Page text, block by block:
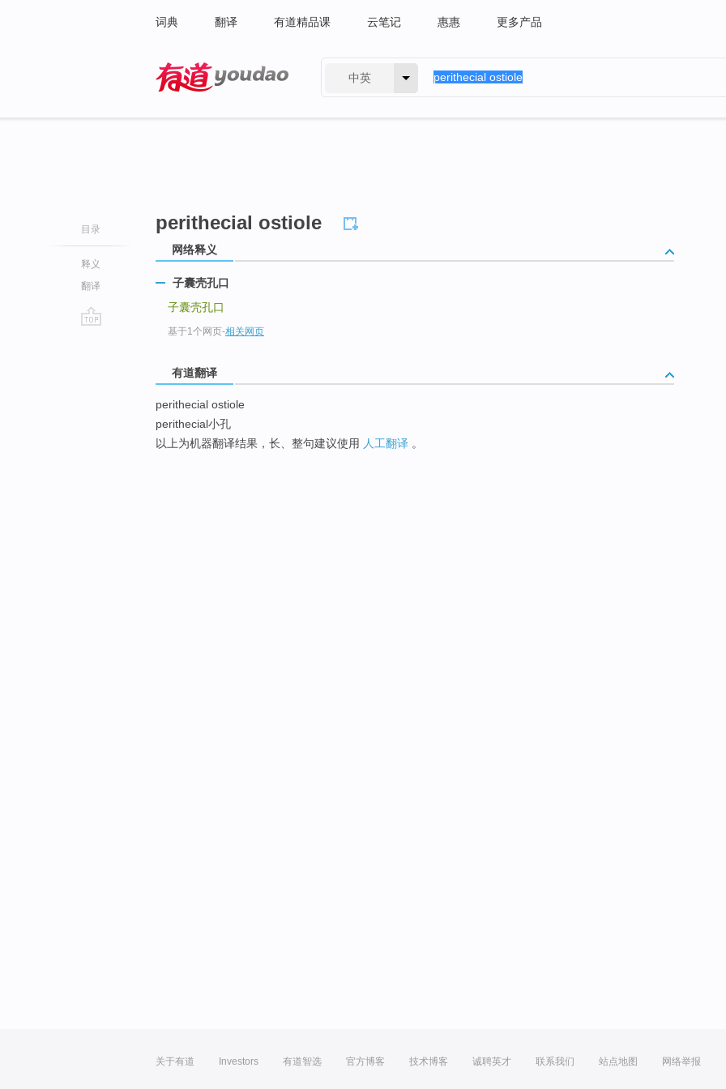
词典 翻译 有道精品课 云笔记 惠惠 更多产品
中英
目录
释义
翻译
perithecial ostiole
网络释义
子囊壳孔口
子囊壳孔口
基于1个网页-相关网页
有道翻译
perithecial ostiole
perithecial小孔
以上为机器翻译结果，长、整句建议使用 人工翻译 。
关于有道 Investors 有道智选 官方博客 技术博客 诚聘英才 联系我们 站点地图 网络举报